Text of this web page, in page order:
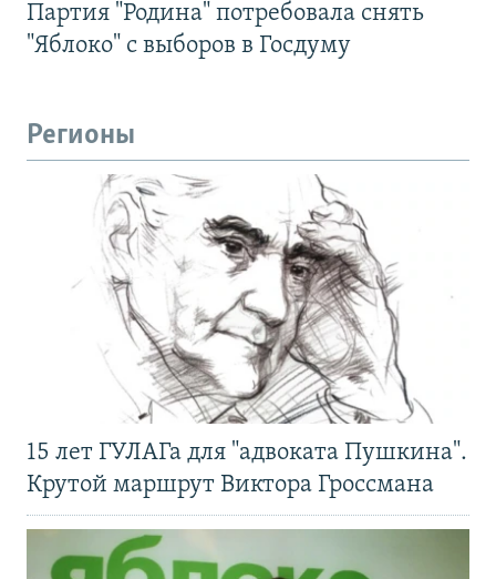
Партия "Родина" потребовала снять
"Яблоко" с выборов в Госдуму
Регионы
15 лет ГУЛАГа для "адвоката Пушкина".
Крутой маршрут Виктора Гроссмана